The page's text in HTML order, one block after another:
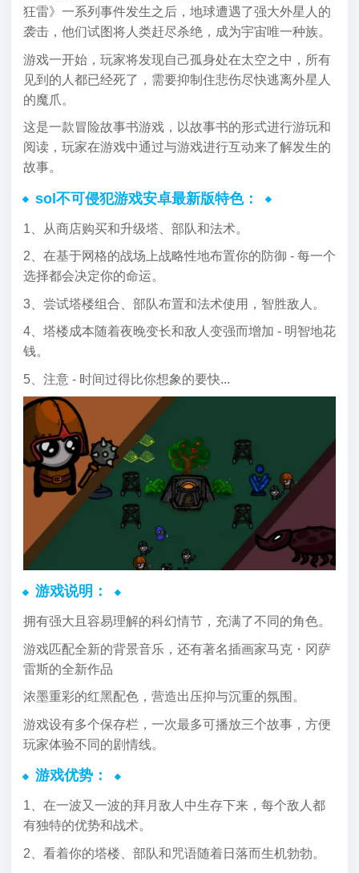
狂雷》一系列事件发生之后，地球遭遇了强大外星人的
袭击，他们试图将人类赶尽杀绝，成为宇宙唯一种族。
游戏一开始，玩家将发现自己孤身处在太空之中，所有
见到的人都已经死了，需要抑制住悲伤尽快逃离外星人
的魔爪。
这是一款冒险故事书游戏，以故事书的形式进行游玩和
阅读，玩家在游戏中通过与游戏进行互动来了解发生的
故事。
sol不可侵犯游戏安卓最新版特色：
1、从商店购买和升级塔、部队和法术。
2、在基于网格的战场上战略性地布置你的防御 - 每一个
选择都会决定你的命运。
3、尝试塔楼组合、部队布置和法术使用，智胜敌人。
4、塔楼成本随着夜晚变长和敌人变强而增加 - 明智地花
钱。
5、注意 - 时间过得比你想象的要快...
游戏说明：
拥有强大且容易理解的科幻情节，充满了不同的角色。
游戏匹配全新的背景音乐，还有著名插画家马克・冈萨
雷斯的全新作品
浓墨重彩的红黑配色，营造出压抑与沉重的氛围。
游戏设有多个保存栏，一次最多可播放三个故事，方便
玩家体验不同的剧情线。
游戏优势：
1、在一波又一波的拜月敌人中生存下来，每个敌人都
有独特的优势和战术。
2、看着你的塔楼、部队和咒语随着日落而生机勃勃。